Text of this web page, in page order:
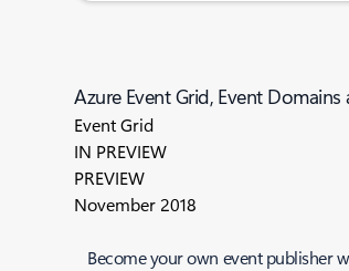
Azure Event Grid, Event Domains
Event Grid
IN PREVIEW
PREVIEW
November 2018
Become your own event publisher